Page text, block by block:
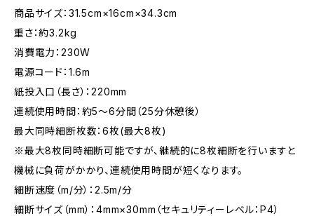
商品サイズ：31.5cm×16cm×34.3cm
重さ：約3.2kg
消費電力：230W
電源コード：1.6m
紙投入口（長さ）：220mm
連続使用時間：約5～6分間（25分休憩後）
最大同時細断枚数：6枚(最大8枚)
※最大8枚同時細断可能ですが、継続的に8枚細断を行いますと
機械に負荷がかかり、連続使用時間が短くなります。
細断速度（m/分）：2.5m/分
細断サイズ（mm）：4mm×30mm（セキュリティーレベル：P4）